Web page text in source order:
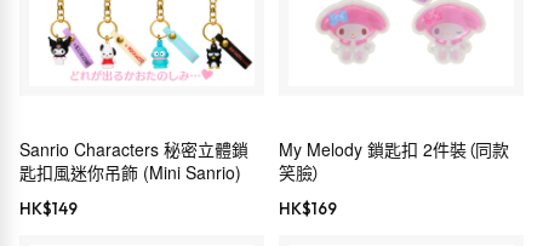
Sanrio Characters 秘密立體鎖
匙扣風迷你吊飾 (Mini Sanrio)
HK$149
My Melody 鎖匙扣 2件裝（同款
笑臉）
HK$169